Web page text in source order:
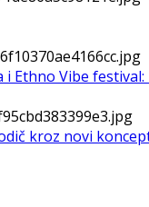
Ethno Vibe
kroz novi